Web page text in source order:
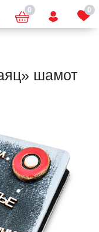
0 0
шамот